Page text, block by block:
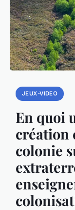
JEUX-VIDEO
En quoi
création
colonie